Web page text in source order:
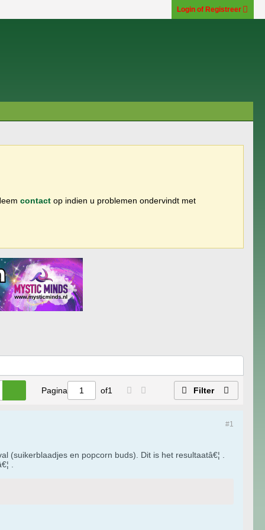
Login of Registreer
contact op indien u problemen ondervindt met
Pagina of1 Filter
#1
en popcorn buds). Dit is het resultaatâ€¦ .
.